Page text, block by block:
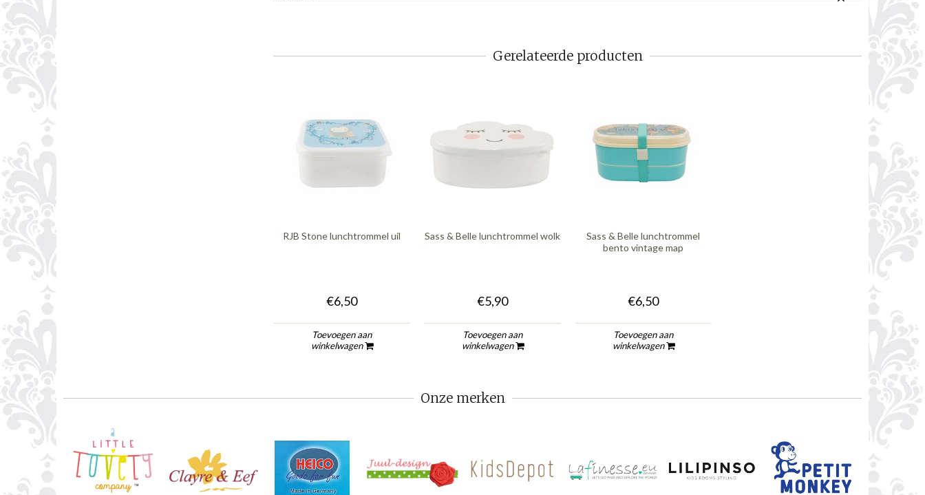
Gerelateerde producten
RJB Stone lunchtrommel uil
€6,50
Toevoegen aan
winkelwagen
Sass & Belle lunchtrommel wolk
€5,90
Toevoegen aan
winkelwagen
Sass & Belle lunchtrommel
bento vintage map
€6,50
Toevoegen aan
winkelwagen
Onze merken